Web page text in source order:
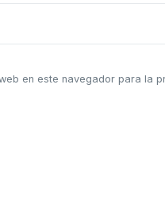
en este navegador para la